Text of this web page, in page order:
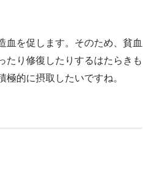
血を促します。そのため、貧血
たり修復したりするはたらきも
的に摂取したいですね。